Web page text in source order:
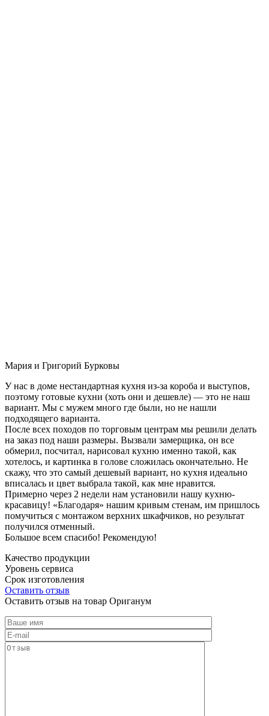
Мария и Григорий Бурковы
У нас в доме нестандартная кухня из-за короба и выступов,
поэтому готовые кухни (хоть они и дешевле) — это не наш
вариант. Мы с мужем много где были, но не нашли
подходящего варианта.
После всех походов по торговым центрам мы решили делать
на заказ под наши размеры. Вызвали замерщика, он все
обмерил, посчитал, нарисовал кухню именно такой, как
хотелось, и картинка в голове сложилась окончательно. Не
скажу, что это самый дешевый вариант, но кухня идеально
вписалась и цвет выбрала такой, как мне нравится.
Примерно через 2 недели нам установили нашу кухню-
красавицу! «Благодаря» нашим кривым стенам, им пришлось
помучиться с монтажом верхних шкафчиков, но результат
получился отменный.
Большое всем спасибо! Рекомендую!
Качество продукции
Уровень сервиса
Срок изготовления
Оставить отзыв
Оставить отзыв на товар Ориганум